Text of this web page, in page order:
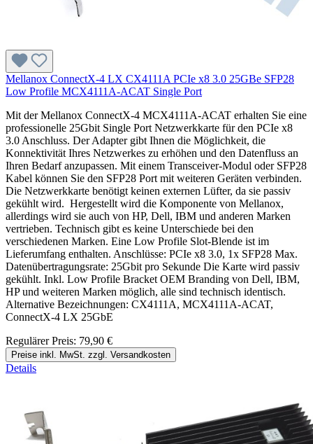
Mellanox ConnectX-4 LX CX4111A PCIe x8 3.0 25GBe SFP28
Low Profile MCX4111A-ACAT Single Port
Mit der Mellanox ConnectX-4 MCX4111A-ACAT erhalten Sie eine
professionelle 25Gbit Single Port Netzwerkkarte für den PCIe x8
3.0 Anschluss. Der Adapter gibt Ihnen die Möglichkeit, die
Konnektivität Ihres Netzwerkes zu erhöhen und den Datenfluss an
Ihren Bedarf anzupassen. Mit einem Transceiver-Modul oder SFP28
Kabel können Sie den SFP28 Port mit weiteren Geräten verbinden.
Die Netzwerkkarte benötigt keinen externen Lüfter, da sie passiv
gekühlt wird. Hergestellt wird die Komponente von Mellanox,
allerdings wird sie auch von HP, Dell, IBM und anderen Marken
vertrieben. Technisch gibt es keine Unterschiede bei den
verschiedenen Marken. Eine Low Profile Slot-Blende ist im
Lieferumfang enthalten. Anschlüsse: PCIe x8 3.0, 1x SFP28 Max.
Datenübertragungsrate: 25Gbit pro Sekunde Die Karte wird passiv
gekühlt. Inkl. Low Profile Bracket OEM Branding von Dell, IBM,
HP und weiteren Marken möglich, alle sind technisch identisch.
Alternative Bezeichnungen: CX4111A, MCX4111A-ACAT,
ConnectX-4 LX 25GbE
Regulärer Preis: 79,90 €
Preise inkl. MwSt. zzgl. Versandkosten
Details